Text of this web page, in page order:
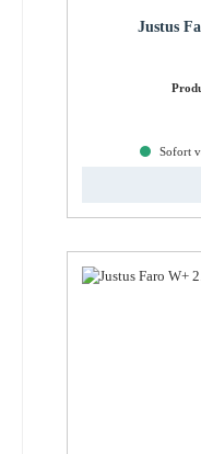
Justus
Sofort